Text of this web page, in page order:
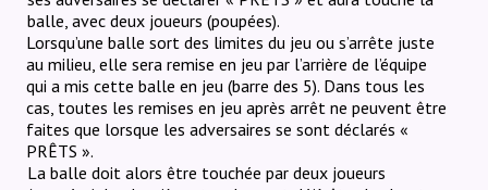
balle, avec deux joueurs (poupées).
Lorsqu’une balle sort des limites du jeu ou s’arrête juste
au milieu, elle sera remise en jeu par l’arrière de l’équipe
qui a mis cette balle en jeu (barre des 5). Dans tous les
cas, toutes les remises en jeu après arrêt ne peuvent être
faites que lorsque les adversaires se sont déclarés «
PRÊTS ».
La balle doit alors être touchée par deux joueurs